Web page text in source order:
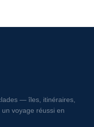
— îles, itinéraires,
voyage réussi en